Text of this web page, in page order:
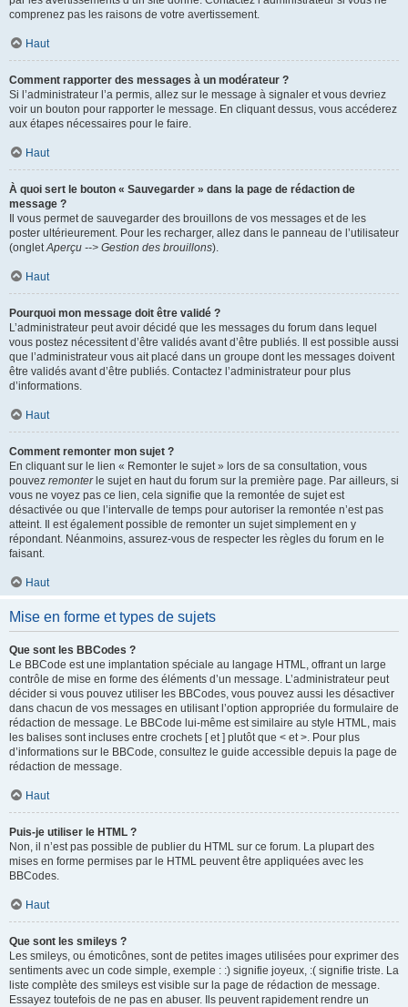
comprenez pas les raisons de votre avertissement.
Haut
Comment rapporter des messages à un modérateur ?
Si l’administrateur l’a permis, allez sur le message à signaler et vous devriez
voir un bouton pour rapporter le message. En cliquant dessus, vous accéderez
aux étapes nécessaires pour le faire.
Haut
À quoi sert le bouton « Sauvegarder » dans la page de rédaction de
message ?
Il vous permet de sauvegarder des brouillons de vos messages et de les
poster ultérieurement. Pour les recharger, allez dans le panneau de l’utilisateur
(ongletAperçu --> Gestion des brouillons).
Haut
Pourquoi mon message doit être validé ?
L’administrateur peut avoir décidé que les messages du forum dans lequel
vous postez nécessitent d’être validés avant d’être publiés. Il est possible aussi
que l’administrateur vous ait placé dans un groupe dont les messages doivent
être validés avant d’être publiés. Contactez l’administrateur pour plus
d’informations.
Haut
Comment remonter mon sujet ?
En cliquant sur le lien « Remonter le sujet » lors de sa consultation, vous
pouvez remonterle sujet en haut du forum sur la première page. Par ailleurs, si
vous ne voyez pas ce lien, cela signifie que la remontée de sujet est
désactivée ou que l’intervalle de temps pour autoriser la remontée n’est pas
atteint. Il est également possible de remonter un sujet simplement en y
répondant. Néanmoins, assurez-vous de respecter les règles du forum en le
faisant.
Haut
Mise en forme et types de sujets
Que sont les BBCodes ?
Le BBCode est une implantation spéciale au langage HTML, offrant un large
contrôle de mise en forme des éléments d’un message. L’administrateur peut
décider si vous pouvez utiliser les BBCodes, vous pouvez aussi les désactiver
dans chacun de vos messages en utilisant l’option appropriée du formulaire de
rédaction de message. Le BBCode lui-même est similaire au style HTML, mais
les balises sont incluses entre crochets [ et ] plutôt que < et >. Pour plus
d’informations sur le BBCode, consultez le guide accessible depuis la page de
rédaction de message.
Haut
Puis-je utiliser le HTML ?
Non, il n’est pas possible de publier du HTML sur ce forum. La plupart des
mises en forme permises par le HTML peuvent être appliquées avec les
BBCodes.
Haut
Que sont les smileys ?
Les smileys, ou émoticônes, sont de petites images utilisées pour exprimer des
sentiments avec un code simple, exemple : :) signifie joyeux, :( signifie triste. La
liste complète des smileys est visible sur la page de rédaction de message.
Essayez toutefois de ne pas en abuser. Ils peuvent rapidement rendre un